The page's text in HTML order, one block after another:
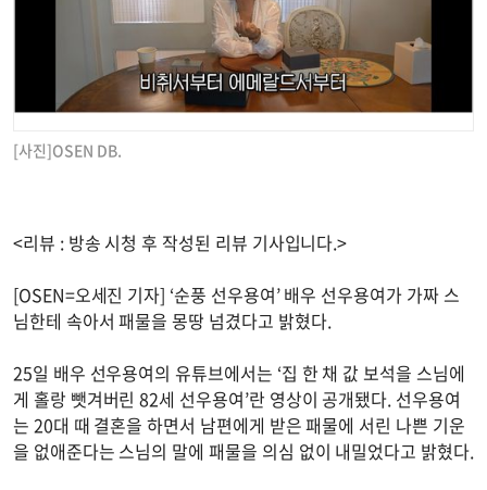
[사진]OSEN DB.
<리뷰 : 방송 시청 후 작성된 리뷰 기사입니다.>
[OSEN=오세진 기자] ‘순풍 선우용여’ 배우 선우용여가 가짜 스
님한테 속아서 패물을 몽땅 넘겼다고 밝혔다.
25일 배우 선우용여의 유튜브에서는 ‘집 한 채 값 보석을 스님에
게 홀랑 뺏겨버린 82세 선우용여’란 영상이 공개됐다. 선우용여
는 20대 때 결혼을 하면서 남편에게 받은 패물에 서린 나쁜 기운
을 없애준다는 스님의 말에 패물을 의심 없이 내밀었다고 밝혔다.